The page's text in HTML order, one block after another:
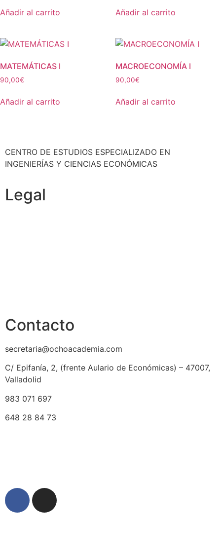
Añadir al carrito Añadir al carrito
MATEMÁTICAS I
90,00€
Añadir al carrito
MACROECONOMÍA I
90,00€
Añadir al carrito
CENTRO DE ESTUDIOS ESPECIALIZADO EN
INGENIERÍAS Y CIENCIAS ECONÓMICAS
Legal
Contacto
secretaria@ochoacademia.com
C/ Epifanía, 2, (frente Aulario de Económicas) – 47007,
Valladolid
983 071 697
648 28 84 73